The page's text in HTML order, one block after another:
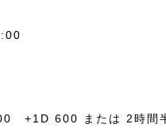
+1D 600 または 2時間